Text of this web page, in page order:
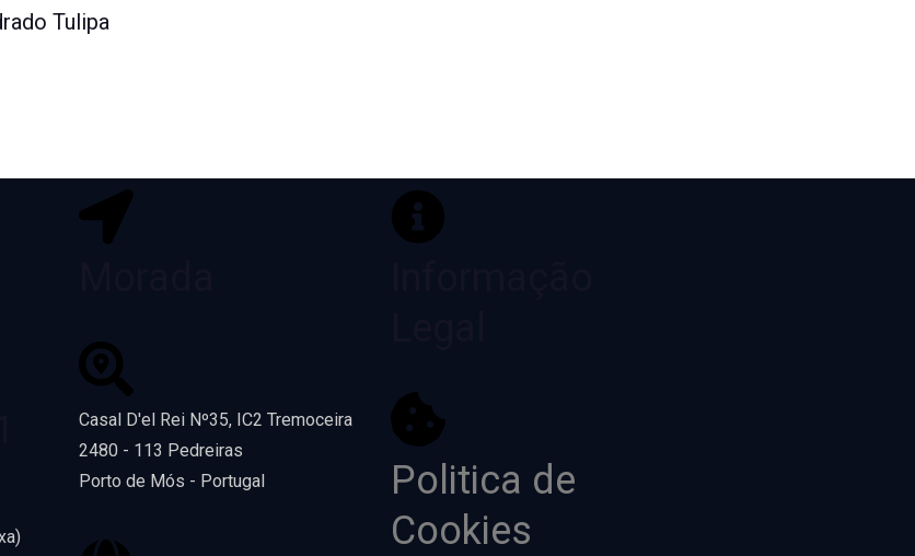
Tulipa
Casal D'el Rei Nº35, IC2 Tremoceira
2480 - 113 Pedreiras
Porto de Mós - Portugal
Politica de
Cookies